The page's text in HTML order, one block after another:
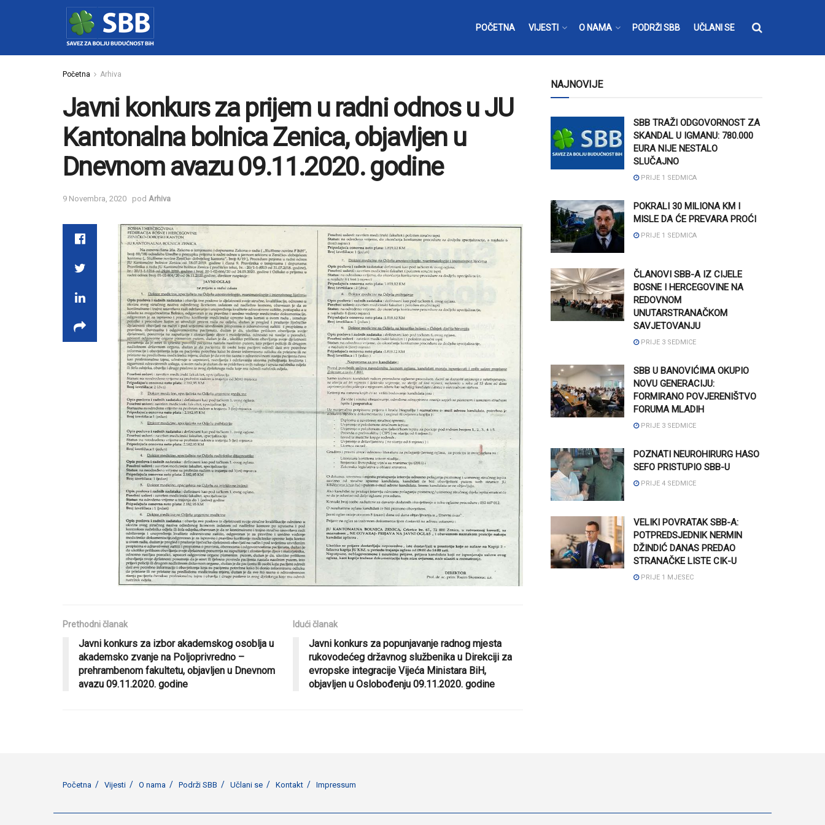
POČETNA VIJESTI O NAMA PODRŽI SBB UČLANI SE
Početna Arhiva
Javni konkurs za prijem u radni odnos u JU
Kantonalna bolnica Zenica, objavljen u
Dnevnom avazu 09.11.2020. godine
9 Novembra, 2020 pod Arhiva
Prethodni članak
Javni konkurs za izbor akademskog osoblja u
akademsko zvanje na Poljoprivredno –
prehrambenom fakultetu, objavljen u Dnevnom
avazu 09.11.2020. godine
Idući članak
Javni konkurs za popunjavanje radnog mjesta
rukovodećeg državnog službenika u Direkciji za
evropske integracije Vijeća Ministara BiH,
objavljen u Oslobođenju 09.11.2020. godine
NAJNOVIJE
SBB TRAŽI ODGOVORNOST ZA
SKANDAL U IGMANU: 780.000
EURA NIJE NESTALO
SLUČAJNO
PRIJE 1 SEDMICA
POKRALI 30 MILIONA KM I
MISLE DA ĆE PREVARA PROĆI
PRIJE 1 SEDMICA
ČLANOVI SBB-A IZ CIJELE
BOSNE I HERCEGOVINE NA
REDOVNOM
UNUTARSTRANAČKOM
SAVJETOVANJU
PRIJE 3 SEDMICE
SBB U BANOVIĆIMA OKUPIO
NOVU GENERACIJU:
FORMIRANO POVJERENIŠTVO
FORUMA MLADIH
PRIJE 3 SEDMICE
POZNATI NEUROHIRURG HASO
SEFO PRISTUPIO SBB-U
PRIJE 4 SEDMICE
VELIKI POVRATAK SBB-A:
POTPREDSJEDNIK NERMIN
DŽINDIĆ DANAS PREDAO
STRANAČKE LISTE CIK-U
PRIJE 1 MJESEC
Početna Vijesti O nama Podrži SBB Učlani se Kontakt Impressum